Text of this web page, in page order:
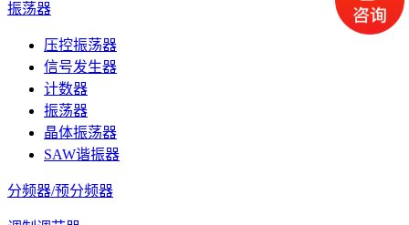
振荡器
压控振荡器
信号发生器
计数器
振荡器
晶体振荡器
SAW谐振器
分频器/预分频器